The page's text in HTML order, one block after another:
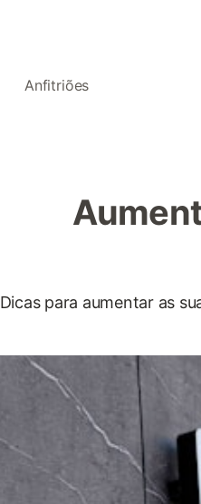
Anfitriões
Dicas para aumentar as